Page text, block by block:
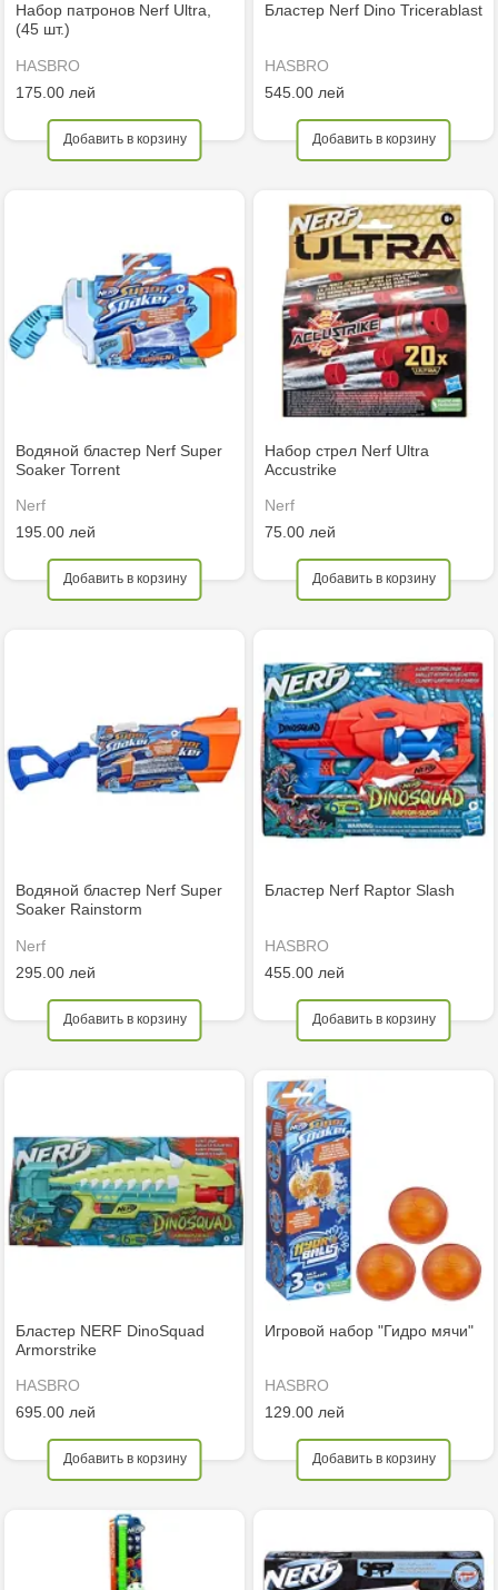
Набор патронов Nerf Ultra,
(45 шт.)
HASBRO
175.00 лей
Добавить в корзину
Бластер Nerf Dino Tricerablast
HASBRO
545.00 лей
Добавить в корзину
Водяной бластер Nerf Super
Soaker Torrent
Nerf
195.00 лей
Добавить в корзину
Набор стрел Nerf Ultra
Accustrike
Nerf
75.00 лей
Добавить в корзину
Водяной бластер Nerf Super
Soaker Rainstorm
Nerf
295.00 лей
Добавить в корзину
Бластер Nerf Raptor Slash
HASBRO
455.00 лей
Добавить в корзину
Бластер NERF DinoSquad
Armorstrike
HASBRO
695.00 лей
Добавить в корзину
Игровой набор "Гидро мячи"
HASBRO
129.00 лей
Добавить в корзину